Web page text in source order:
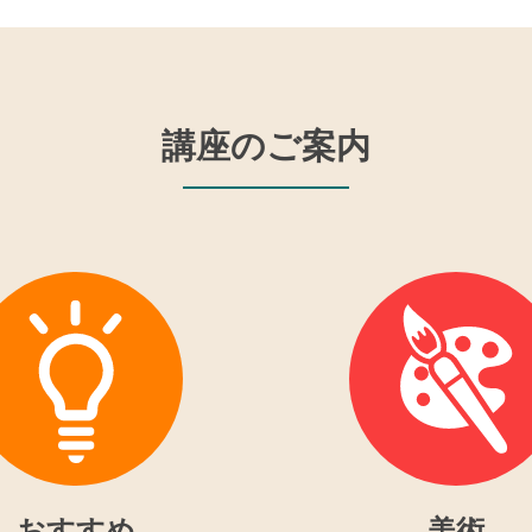
講座のご案内